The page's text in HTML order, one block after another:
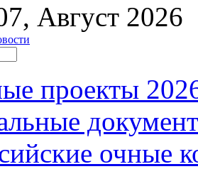
Август 2026
проекты
очные